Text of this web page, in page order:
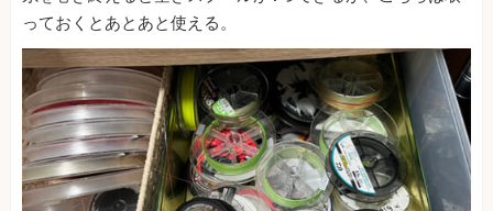
っておくとあとあと使える。